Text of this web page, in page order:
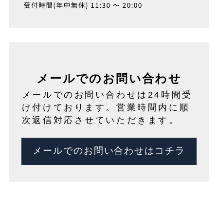
メールでのお問い合わせ